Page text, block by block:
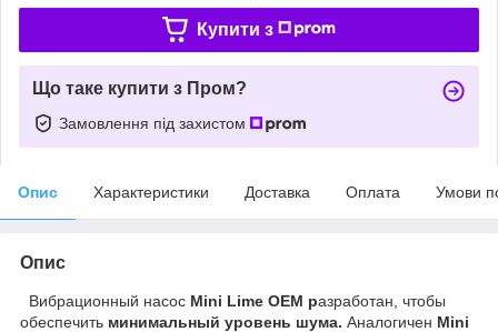
Купити з
Що таке купити з Пром?
Замовлення під захистом
Опис Характеристики Доставка Оплата Умови
Опис
Вибрационный насос Mini Lime OEM разработан, чтобы
обеспечить минимальный уровень шума. Аналогичен Mini